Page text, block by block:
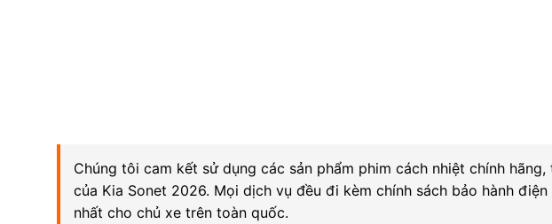
Chúng tôi cam kết sử dụng các sản phẩm phim cách nhiệt chính
của Kia Sonet 2026. Mọi dịch vụ đều đi kèm chính sách bảo hành
nhất cho chủ xe trên toàn quốc.